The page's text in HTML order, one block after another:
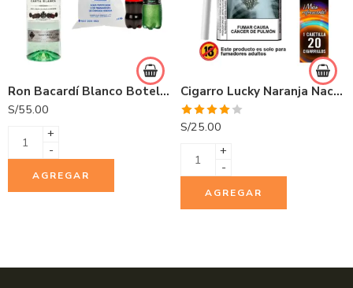
Ron Bacardí Blanco Botella 750ml
S/55.00
+
-
AGREGAR
Cigarro Lucky Naranja Nacional 20 und
Valorado
con
S/25.00
+
-
AGREGAR